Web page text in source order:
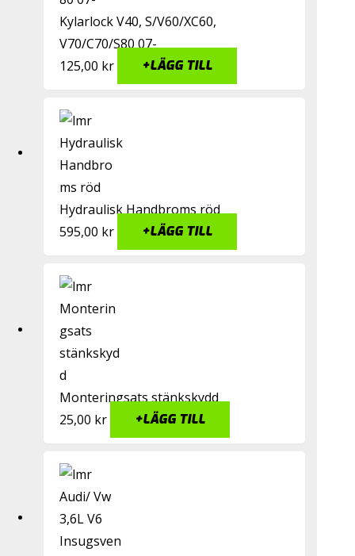
Kylarlock V40, S/V60/XC60,
V70/C70/S80 07-
125,00 kr +LÄGG TILL
Hydraulisk Handbroms röd
595,00 kr +LÄGG TILL
Monteringsats stänkskydd
25,00 kr +LÄGG TILL